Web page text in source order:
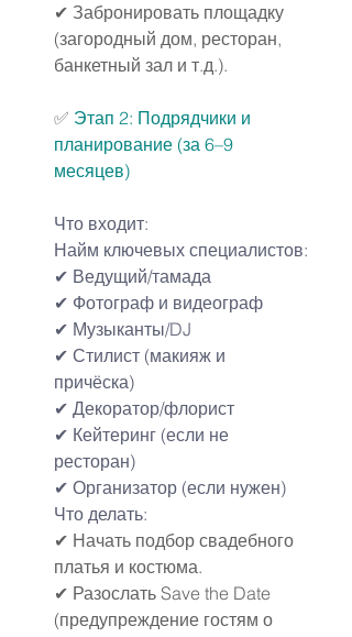
✔ Забронировать площадку
(загородный дом, ресторан,
банкетный зал и т.д.).
✅ Этап 2: Подрядчики и
планирование (за 6–9
месяцев)
Что входит:
Найм ключевых специалистов:
✔ Ведущий/тамада
✔ Фотограф и видеограф
✔ Музыканты/DJ
✔ Стилист (макияж и
причёска)
✔ Декоратор/флорист
✔ Кейтеринг (если не
ресторан)
✔ Организатор (если нужен)
Что делать:
✔ Начать подбор свадебного
платья и костюма.
✔ Разослать Save the Date
(предупреждение гостям о